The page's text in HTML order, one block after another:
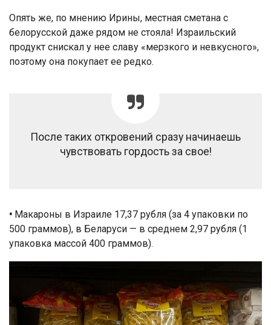
Опять же, по мнению Ирины, местная сметана с
белорусской даже рядом не стояла! Израильский
продукт снискал у нее славу «мерзкого и невкусного»,
поэтому она покупает ее редко.
После таких откровений сразу начинаешь
чувствовать гордость за свое!
• Макароны в Израиле 17,37 рубля (за 4 упаковки по
500 граммов), в Беларуси — в среднем 2,97 рубля (1
упаковка массой 400 граммов).